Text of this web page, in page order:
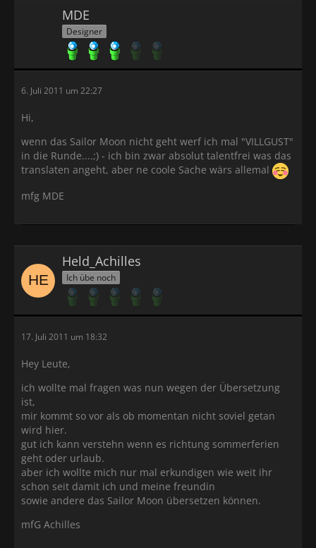
MDE
Designer
6. Juli 2011 um 22:27
Hi,
wenn das Sailor Moon nicht geht werf ich mal "VILLGUST"
in die Runde....;) - ich bin zwar absolut talentfrei was das
translaten angeht, aber ne coole Sache wärs allemal
mfg MDE
Held_Achilles
Ich übe noch
17. Juli 2011 um 18:32
Hey Leute,
ich wollte mal fragen was nun wegen der Übersetzung
ist,
mir kommt so vor als ob momentan nicht soviel getan
wird hier.
gut ich kann verstehn wenn es richtung sommerferien
geht oder urlaub.
aber ich wollte mich nur mal erkundigen wie weit ihr
schon seit damit ich und meine freundin
sowie andere das Sailor Moon übersetzen können.
mfG Achilles